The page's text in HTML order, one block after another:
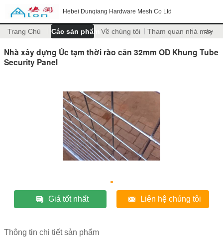
Hebei Dunqiang Hardware Mesh Co Ltd
Trang Chủ Các sản phẩm Về chúng tôi Tham quan nhà máy
>>
Nhà xây dựng Úc tạm thời rào cản 32mm OD Khung Tube
Security Panel
Giá tốt nhất Liên hệ chúng tôi
Thông tin chi tiết sản phẩm